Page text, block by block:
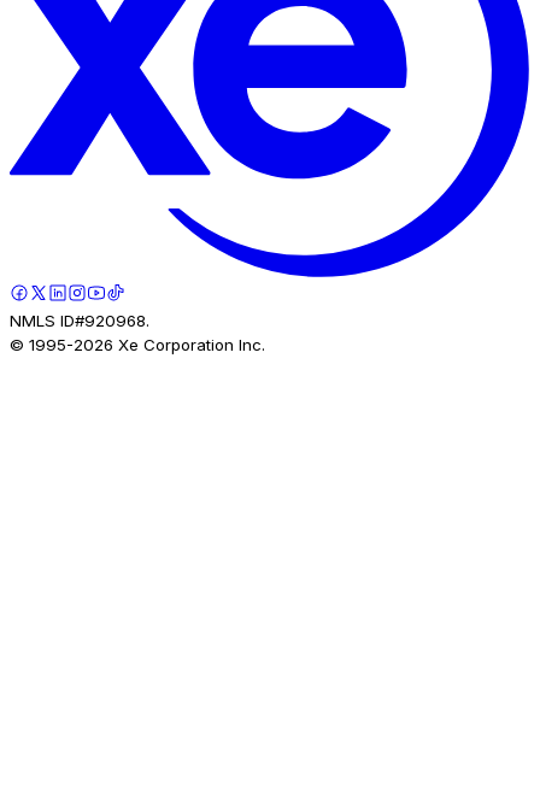
NMLS ID#920968.
© 1995-2026 Xe Corporation Inc.